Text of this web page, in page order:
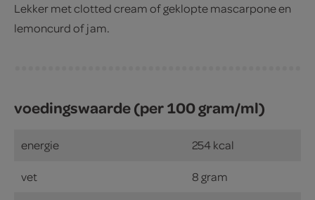
Lekker met clotted cream of geklopte mascarpone en
lemoncurd of jam.
voedingswaarde (per 100 gram/ml)
energie 254 kcal
vet 8 gram